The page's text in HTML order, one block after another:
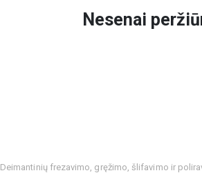
Nesenai
Deimantinių frezavimo, gręžimo, šlifavimo ir